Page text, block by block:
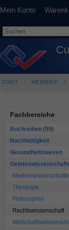
Mein Konto
START WEBSHOP
Fachbereiche
Buchreihen (99)
Nachhaltigkeit
Gesundheitswesen
Theologie
Philosophie
Rechtswissenschaft